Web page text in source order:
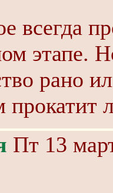
всегда
этапе.
рано
Пт 13